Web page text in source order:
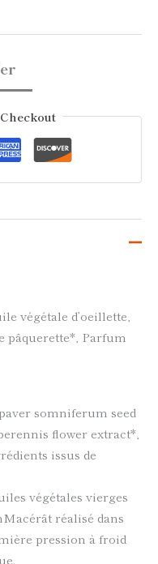
végétale d’oeillette,
pâquerette*, Parfum
somniferum seed
flower extract*,
issus de
végétales vierges
réalisé dans
pression à froid